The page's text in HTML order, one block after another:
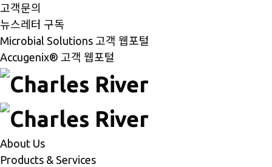
고객문의
뉴스레터 구독
Microbial Solutions 고객 웹포털
Accugenix® 고객 웹포털
About Us
Products & Services